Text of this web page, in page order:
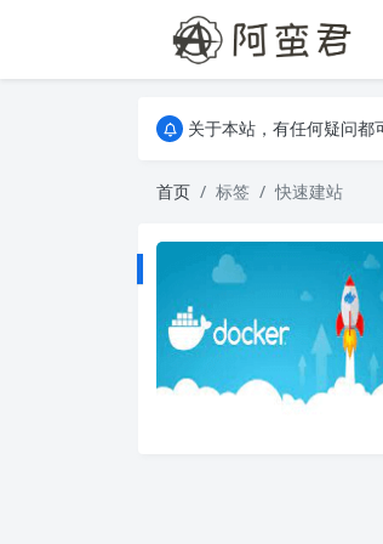
关于本站，有任何疑问都
关于本站，有任何疑问都
首页
标签 快速建站